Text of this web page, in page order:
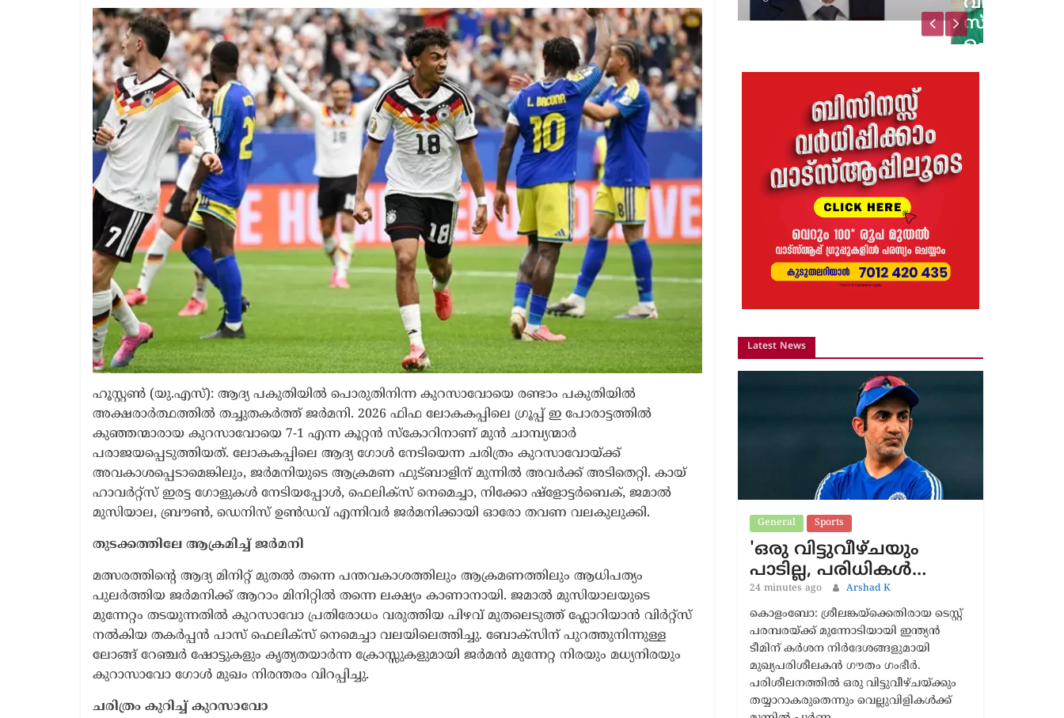
ഹൂസ്റ്റൺ (യു.എസ്): ആദ്യ പകുതിയിൽ പൊരുതിനിന്ന കുറസാവോയെ രണ്ടാം പകുതിയിൽ
അക്ഷരാർത്ഥത്തിൽ തച്ചുതകർത്ത് ജർമനി. 2026 ഫിഫ ലോകകപ്പിലെ ഗ്രൂപ്പ് ഇ പോരാട്ടത്തിൽ
കുഞ്ഞന്മാരായ കുറസാവോയെ 7-1 എന്ന കൂറ്റൻ സ്കോറിനാണ് മുൻ ചാമ്പ്യന്മാർ
പരാജയപ്പെടുത്തിയത്. ലോകകപ്പിലെ ആദ്യ ഗോൾ നേടിയെന്ന ചരിത്രം കുറസാവോയ്ക്ക്
അവകാശപ്പെടാമെങ്കിലും, ജർമനിയുടെ ആക്രമണ ഫുട്ബാളിന് മുന്നിൽ അവർക്ക് അടിതെറ്റി. കായ്
ഹാവർറ്റ്‌സ് ഇരട്ട ഗോളുകൾ നേടിയപ്പോൾ, ഫെലിക്സ് നെമെച്ചാ, നിക്കോ ഷ്ളോട്ടർബെക്, ജമാൽ
മുസിയാല, ബ്രൗൺ, ഡെനിസ് ഉൺഡവ് എന്നിവർ ജർമനിക്കായി ഓരോ തവണ വലകുലുക്കി.
തുടക്കത്തിലേ ആക്രമിച്ച് ജർമനി
മത്സരത്തിന്റെ ആദ്യ മിനിറ്റ് മുതൽ തന്നെ പന്തവകാശത്തിലും ആക്രമണത്തിലും ആധിപത്യം
പുലർത്തിയ ജർമനിക്ക് ആറാം മിനിറ്റിൽ തന്നെ ലക്ഷ്യം കാണാനായി. ജമാൽ മുസിയാലയുടെ
മുന്നേറ്റം തടയുന്നതിൽ കുറസാവോ പ്രതിരോധം വരുത്തിയ പിഴവ് മുതലെടുത്ത് ഫ്ലോറിയാൻ വിർറ്റ്സ്
നൽകിയ തകർപ്പൻ പാസ് ഫെലിക്സ് നെമെച്ചാ വലയിലെത്തിച്ചു. ബോക്സിന് പുറത്തുനിന്നുള്ള
ലോങ്ങ് റേഞ്ചർ ഷോട്ടുകളും കൃത്യതയാർന്ന ക്രോസ്സുകളുമായി ജർമൻ മുന്നേറ്റ നിരയും മധ്യനിരയും
കുറാസാവോ ഗോൾ മുഖം നിരന്തരം വിറപ്പിച്ചു.
ചരിത്രം കുറിച്ച് കുറസാവോ
1 year ago The Journal
സ്കൂട്ടറിലെ പടക്കം
General Sports
'ഒരു വിട്ടുവീഴ്ചയും
പാടില്ല, പരിധികൾ…
24 minutes ago Arshad K
കൊളംബോ: ശ്രീലങ്കയ്‌ക്കെതിരായ ടെസ്റ്റ്
പരമ്പരയ്‌ക്ക് മുന്നോടിയായി ഇന്ത്യൻ
ടീമിന് കർശന നിർദേശങ്ങളുമായി
മുഖ്യപരിശീലകൻ ഗൗതം ഗംഭീർ.